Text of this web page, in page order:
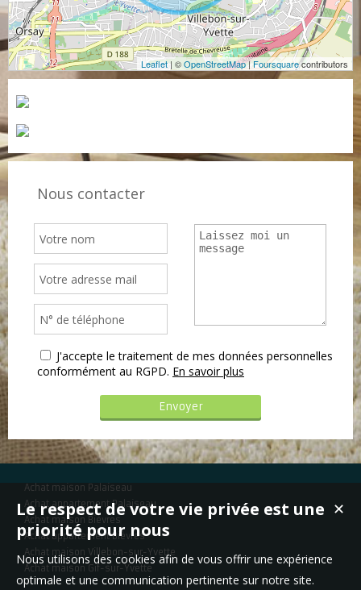
Leaflet| ©OpenStreetMap|Foursquarecontributors
Nous contacter
J'accepte le traitement de mes données personnelles
conformément au RGPD. En savoir plus
Achat maison Palaiseau
Achat appartement Palaiseau
Achat maison Bièvres
Achat appartement Bièvres
Achat maison Villebon-sur-Yvette
Achat maison Gif-sur-Yvette
✕
Le respect de votre vie privée est une
priorité pour nous
Nous utilisons des cookies afin de vous offrir une expérience
optimale et une communication pertinente sur notre site.